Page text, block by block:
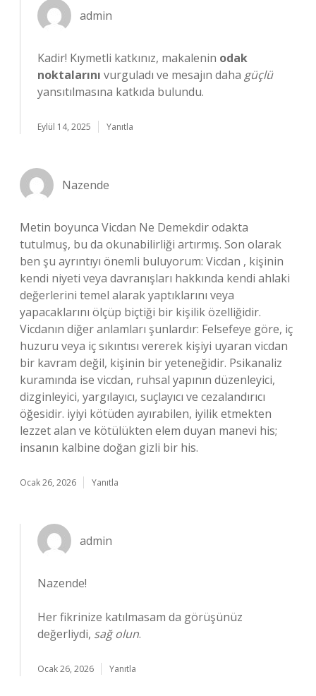
admin
Kadir! Kıymetli katkınız, makalenin odak
noktalarını vurguladı ve mesajın daha güçlü
yansıtılmasına katkıda bulundu.
Eylül 14, 2025 Yanıtla
Nazende
Metin boyunca Vicdan Ne Demekdir odakta
tutulmuş, bu da okunabilirliği artırmış. Son olarak
ben şu ayrıntıyı önemli buluyorum: Vicdan , kişinin
kendi niyeti veya davranışları hakkında kendi ahlaki
değerlerini temel alarak yaptıklarını veya
yapacaklarını ölçüp biçtiği bir kişilik özelliğidir.
Vicdanın diğer anlamları şunlardır: Felsefeye göre, iç
huzuru veya iç sıkıntısı vererek kişiyi uyaran vicdan
bir kavram değil, kişinin bir yeteneğidir. Psikanaliz
kuramında ise vicdan, ruhsal yapının düzenleyici,
dizginleyici, yargılayıcı, suçlayıcı ve cezalandırıcı
öğesidir. iyiyi kötüden ayırabilen, iyilik etmekten
lezzet alan ve kötülükten elem duyan manevi his;
insanın kalbine doğan gizli bir his.
Ocak 26, 2026 Yanıtla
admin
Nazende!
Her fikrinize katılmasam da görüşünüz
değerliydi, sağ olun.
Ocak 26, 2026 Yanıtla